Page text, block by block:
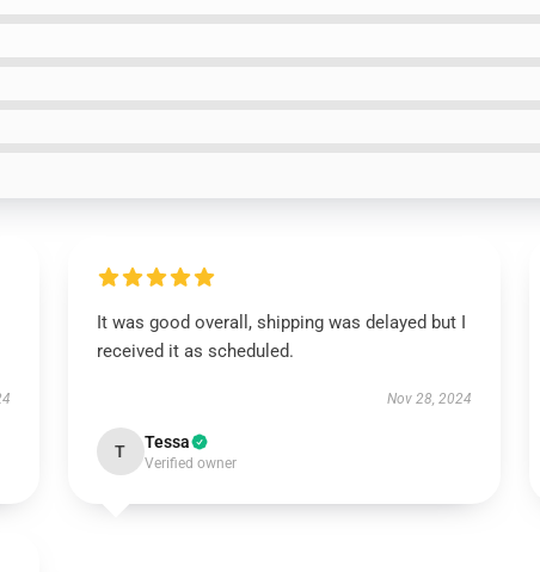
It was good overall, shipping was delayed but I
received it as scheduled.
Nov 28, 2024
T Tessa
Verified owner